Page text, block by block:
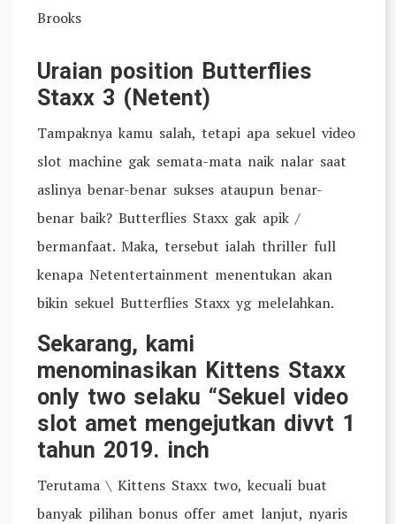
Brooks
Uraian position Butterflies
Staxx 3 (Netent)
Tampaknya kamu salah, tetapi apa sekuel video
slot machine gak semata-mata naik nalar saat
aslinya benar-benar sukses ataupun benar-
benar baik? Butterflies Staxx gak apik /
bermanfaat. Maka, tersebut ialah thriller full
kenapa Netentertainment menentukan akan
bikin sekuel Butterflies Staxx yg melelahkan.
Sekarang, kami
menominasikan Kittens Staxx
only two selaku “Sekuel video
slot amet mengejutkan divvt 1
tahun 2019. inch
Terutama \ Kittens Staxx two, kecuali buat
banyak pilihan bonus offer amet lanjut, nyaris